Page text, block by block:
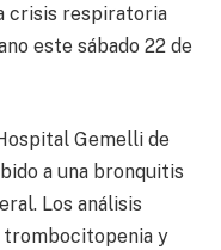
crisis respiratoria
este sábado 22 de
Gemelli de
a una bronquitis
Los análisis
trombocitopenia y